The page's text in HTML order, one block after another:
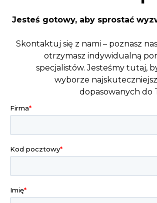
Jesteś gotowy, aby sprostać
Skontaktuj się z nami – poznasz
otrzymasz indywidualną
specjalistów. Jesteśmy tutaj,
wyborze
dopasowanych do